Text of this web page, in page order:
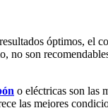
óptimos, el
no son
o eléctricas son las
las mejores